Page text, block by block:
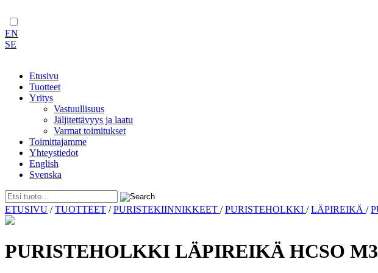
EN
SE
Etusivu
Tuotteet
Yritys
Vastuullisuus
Jäljitettävyys ja laatu
Varmat toimitukset
Toimittajamme
Yhteystiedot
English
Svenska
Skip
to
ETUSIVU /TUOTTEET /PURISTEKIINNIKKEET /PURISTEHOLKKI /LÄPIREIKÄ /
PURISTEHOLKKI LÄPIREIKÄ HCSO